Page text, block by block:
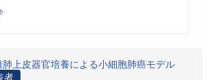
肺上皮器官培養による小細胞肺癌モデル
者